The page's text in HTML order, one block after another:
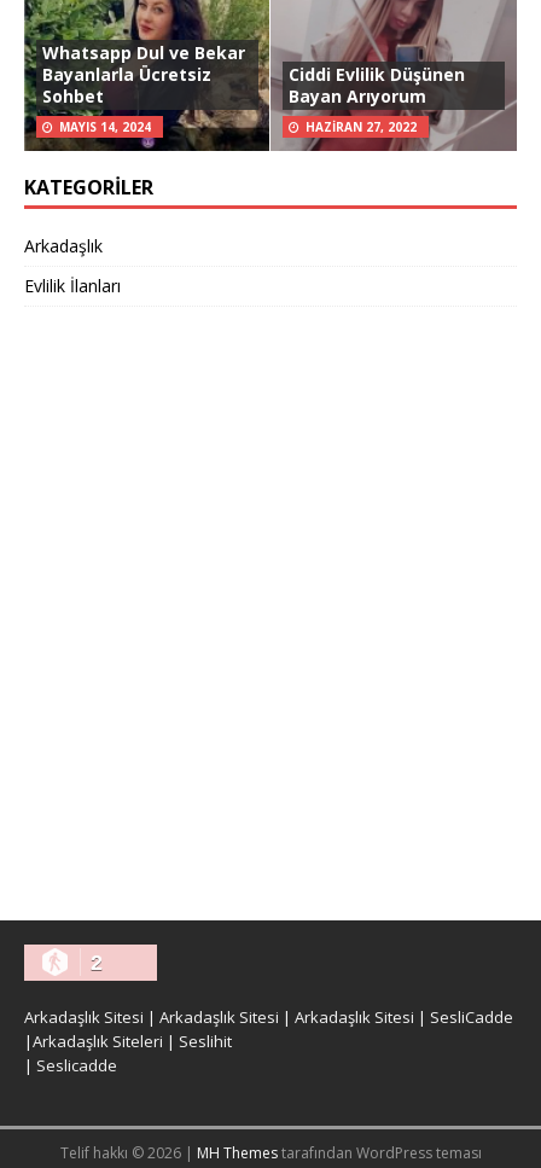
Whatsapp Dul ve Bekar
Bayanlarla Ücretsiz
Sohbet
MAYIS 14, 2024
Ciddi Evlilik Düşünen
Bayan Arıyorum
HAZIRAN 27, 2022
KATEGORILER
Arkadaşlık
Evlilik İlanları
2
Arkadaşlık Sitesi | Arkadaşlık Sitesi | Arkadaşlık Sitesi | SesliCadde
|Arkadaşlık Siteleri | Seslihit
| Seslicadde
Telif hakkı © 2026 | MH Themestarafından WordPress teması